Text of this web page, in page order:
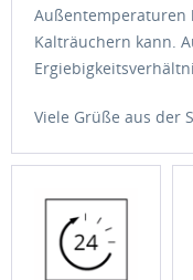
Außentemperaturen
Kalträuchern kann.
Viele Grüße aus der